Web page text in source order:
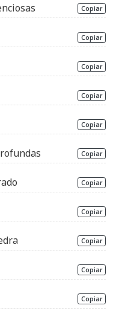
Copiar
Copiar
Copiar
Copiar
Copiar
Copiar
Copiar
Copiar
Copiar
Copiar
Copiar